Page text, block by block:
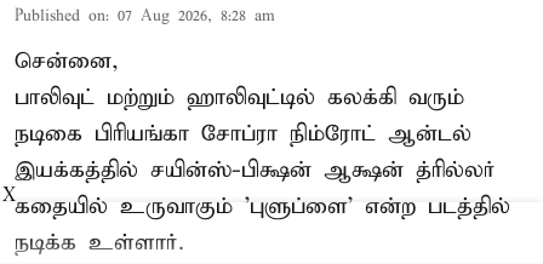
Published on: 07 Aug 2026, 8:28 am
சென்னை,
பாலிவுட் மற்றும் ஹாலிவுட்டில் கலக்கி வரும்
நடிகை பிரியங்கா சோப்ரா நிம்ரோட் ஆன்டல்
இயக்கத்தில் சயின்ஸ்-பிக்ஷன் ஆக்ஷன் த்ரில்லர்
கதையில் உருவாகும் 'புளுப்ளை' என்ற படத்தில்
நடிக்க உள்ளார்.
X